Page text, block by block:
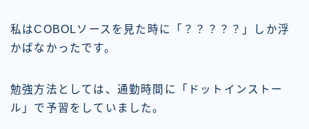
私はCOBOLソースを見た時に「 ？？？？？ 」しか浮
かばなかったです。
勉強方法としては、通勤時間に「ドットインストー
ル」で予習をしていました。